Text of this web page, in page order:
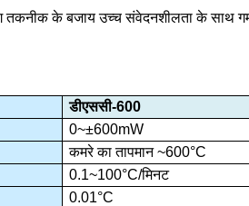
तकनीक के बजाय उच्च संवेदनशीलता के साथ
डीएससी-600
0~±600mW
कमरे का तापमान ~600°C
0.1~100°C/मिनट
0.01°C